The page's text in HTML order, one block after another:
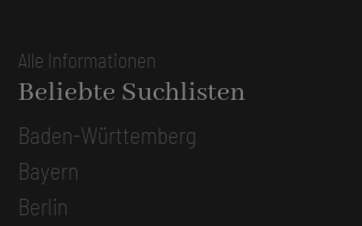
Alle Informationen
Beliebte Suchlisten
Baden-Württemberg
Bayern
Berlin